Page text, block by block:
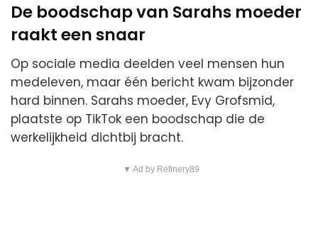
De boodschap van Sarahs moeder
raakt een snaar
Op sociale media deelden veel mensen hun
medeleven, maar één bericht kwam bijzonder
hard binnen. Sarahs moeder, Evy Grofsmid,
plaatste op TikTok een boodschap die de
werkelijkheid dichtbij bracht.
▼ Ad by Refinery89